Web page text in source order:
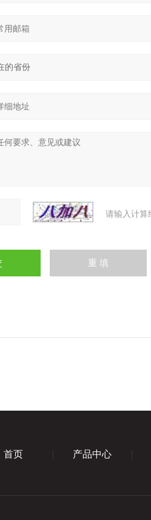
请输入计算
首页 产品中心